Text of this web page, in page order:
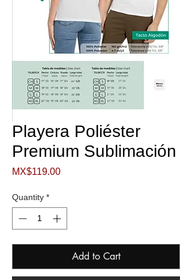
Playera Poliéster
Premium Sublimación
MX$119.00Price
Quantity *
Add to Cart